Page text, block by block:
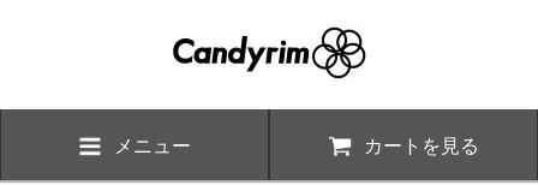
メニュー カートを見る